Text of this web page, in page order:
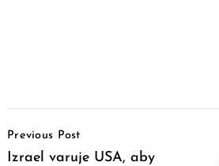
Navigation
Previous Post
Izrael varuje USA, aby